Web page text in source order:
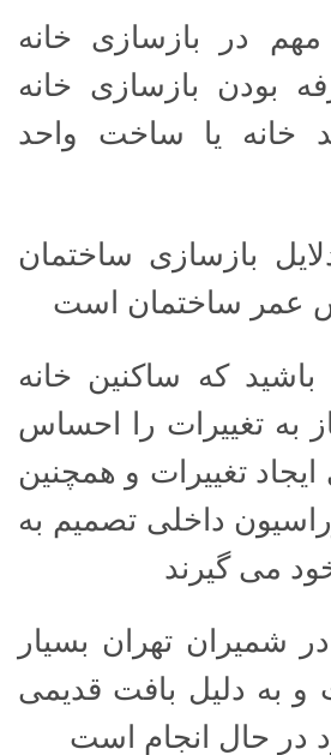
مهم در بازسازی خانه
بودن بازسازی خانه
خانه یا ساخت واحد
بازسازی ساختمان
عمر ساختمان است
که ساکنین خانه
به تغییرات را احساس
تغییرات و همچنین
داخلی تصمیم به
می گیرند
شمیران تهران بسیار
و به دلیل بافت قدیمی
در حال انجام است